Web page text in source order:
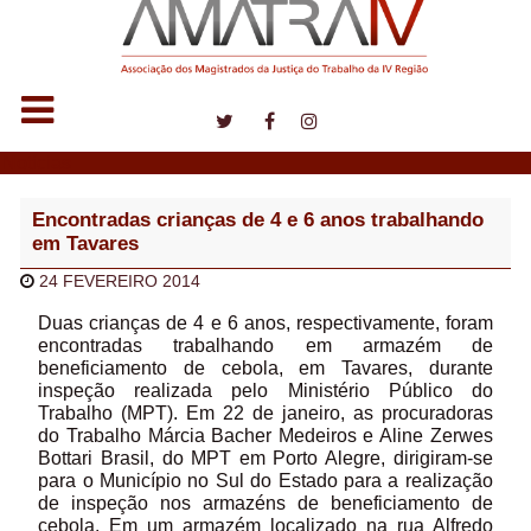
Encontradas crianças de 4 e 6 anos trabalhando
em Tavares
24 FEVEREIRO 2014
Duas crianças de 4 e 6 anos, respectivamente, foram
encontradas trabalhando em armazém de
beneficiamento de cebola, em Tavares, durante
inspeção realizada pelo Ministério Público do
Trabalho (MPT). Em 22 de janeiro, as procuradoras
do Trabalho Márcia Bacher Medeiros e Aline Zerwes
Bottari Brasil, do MPT em Porto Alegre, dirigiram-se
para o Município no Sul do Estado para a realização
de inspeção nos armazéns de beneficiamento de
cebola. Em um armazém localizado na rua Alfredo